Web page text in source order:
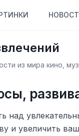
из мира кино,
над
и увеличить